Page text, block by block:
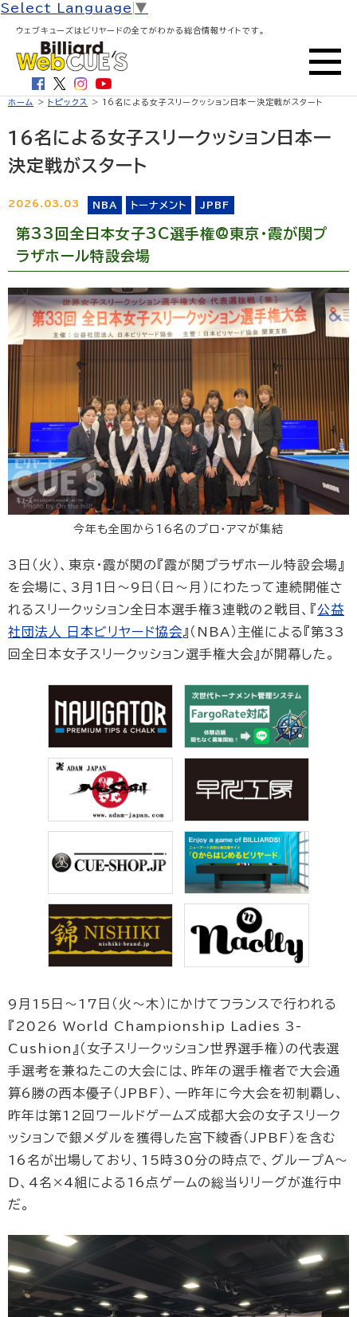
Select Language ▼
ウェブキューズはビリヤードの全てがわかる総合情報サイトです。
ホーム > トピックス > 16名による女子スリークッション日本一決定戦がスタート
16名による女子スリークッション日本一
決定戦がスタート
2026.03.03 NBA トーナメント JPBF
第33回全日本女子3C選手権@東京・霞が関プ
ラザホール特設会場
今年も全国から16名のプロ・アマが集結
3日（火）、東京・霞が関の『霞が関プラザホール特設会場』
を会場に、3月1日〜9日（日〜月）にわたって連続開催さ
れるスリークッション全日本選手権3連戦の2戦目、『公益
社団法人 日本ビリヤード協会 』（NBA）主催による『第33
回全日本女子スリークッション選手権大会』が開幕した。
9月15日〜17日（火〜木）にかけてフランスで行われる
『2026 World Championship Ladies 3-
Cushion』（女子スリークッション世界選手権）の代表選
手選考を兼ねたこの大会には、昨年の選手権者で大会通
算6勝の西本優子（JPBF）、一昨年に今大会を初制覇し、
昨年は第12回ワールドゲームズ成都大会の女子スリーク
ッションで銀メダルを獲得した宮下綾香（JPBF）を含む
16名が出場しており、15時30分の時点で、グループA〜
D、4名×4組による16点ゲームの総当りリーグが進行中
だ。